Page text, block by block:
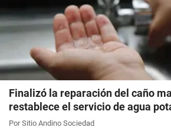
Finalizó la reparación del caño
restablece el servicio de agua
Por Sitio Andino Sociedad